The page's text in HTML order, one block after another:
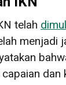
telah
menjadi
dan